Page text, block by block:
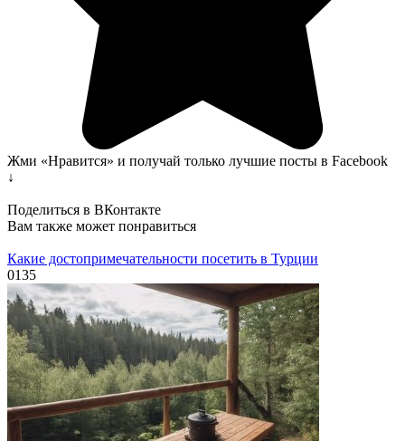
Жми «Нравится» и получай только лучшие посты в Facebook
↓
Поделиться в ВКонтакте
Вам также может понравиться
Какие достопримечательности посетить в Турции
0135